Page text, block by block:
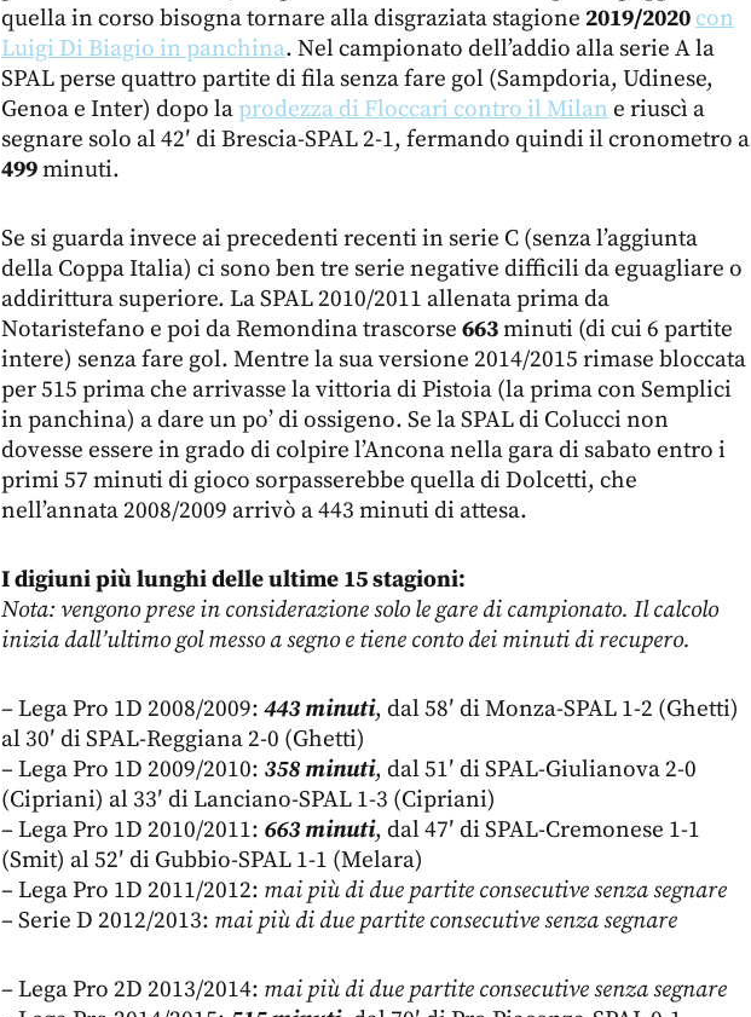
quella in corso bisogna tornare alla disgraziata stagione 2019/2020 con
Luigi Di Biagio in panchina. Nel campionato dell’addio alla serie A la
SPAL perse quattro partite di fila senza fare gol (Sampdoria, Udinese,
Genoa e Inter) dopo la prodezza di Floccari contro il Milan e riuscì a
segnare solo al 42′ di Brescia-SPAL 2-1, fermando quindi il cronometro a
499minuti.
Se si guarda invece ai precedenti recenti in serie C (senza l’aggiunta
della Coppa Italia) ci sono ben tre serie negative difficili da eguagliare o
addirittura superiore. La SPAL 2010/2011 allenata prima da
Notaristefano e poi da Remondina trascorse 663minuti (di cui 6 partite
intere) senza fare gol. Mentre la sua versione 2014/2015 rimase bloccata
per 515 prima che arrivasse la vittoria di Pistoia (la prima con Semplici
in panchina) a dare un po’ di ossigeno. Se la SPAL di Colucci non
dovesse essere in grado di colpire l’Ancona nella gara di sabato entro i
primi 57 minuti di gioco sorpasserebbe quella di Dolcetti, che
nell’annata 2008/2009 arrivò a 443 minuti di attesa.
I digiuni più lunghi delle ultime 15 stagioni:
Nota: vengono prese in considerazione solo le gare di campionato. Il calcolo
inizia dall’ultimo gol messo a segno e tiene conto dei minuti di recupero.
– Lega Pro 1D 2008/2009: 443 minuti, dal 58′ di Monza-SPAL 1-2 (Ghetti)
al 30′ di SPAL-Reggiana 2-0 (Ghetti)
– Lega Pro 1D 2009/2010: 358 minuti, dal 51′ di SPAL-Giulianova 2-0
(Cipriani) al 33′ di Lanciano-SPAL 1-3 (Cipriani)
– Lega Pro 1D 2010/2011: 663 minuti, dal 47′ di SPAL-Cremonese 1-1
(Smit) al 52′ di Gubbio-SPAL 1-1 (Melara)
– Lega Pro 1D 2011/2012: mai più di due partite consecutive senza segnare
– Serie D 2012/2013: mai più di due partite consecutive senza segnare
– Lega Pro 2D 2013/2014: mai più di due partite consecutive senza segnare